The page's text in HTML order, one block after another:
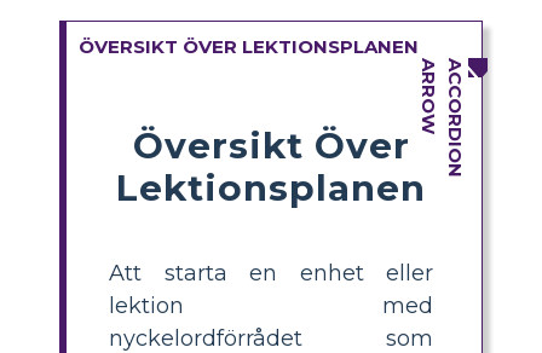
ÖVERSIKT ÖVER LEKTIONSPLANEN
Översikt Över
Lektionsplanen
Att starta en enhet eller
lektion med
nyckelordförrådet som